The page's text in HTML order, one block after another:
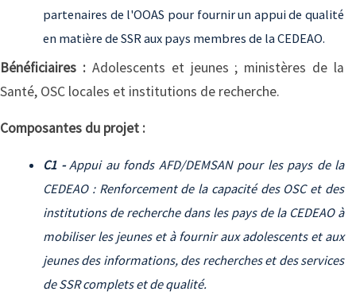
partenaires de l'OOAS pour fournir un appui de qualité
en matière de SSR aux pays membres de la CEDEAO.
Bénéficiaires :Adolescents et jeunes ; ministères de la
Santé, OSC locales et institutions de recherche.
Composantes du projet :
C1 -Appui au fonds AFD/DEMSAN pour les pays de la
CEDEAO : Renforcement de la capacité des OSC et des
institutions de recherche dans les pays de la CEDEAO à
mobiliser les jeunes et à fournir aux adolescents et aux
jeunes des informations, des recherches et des services
de SSR complets et de qualité.